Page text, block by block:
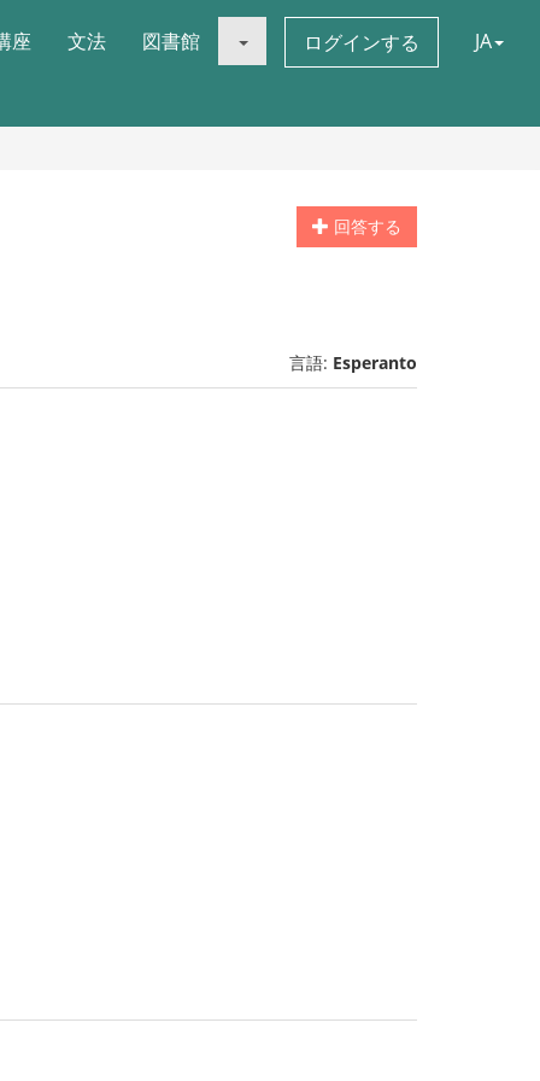
座 文法 図書館 ログインする JA
回答する
言語: Esperanto